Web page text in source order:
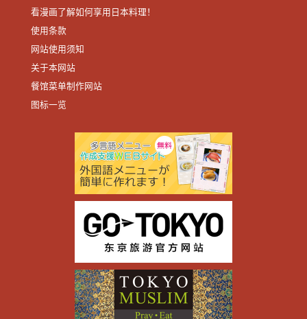
看漫画了解如何享用日本料理！
使用条款
网站使用须知
关于本网站
餐馆菜单制作网站
图标一览